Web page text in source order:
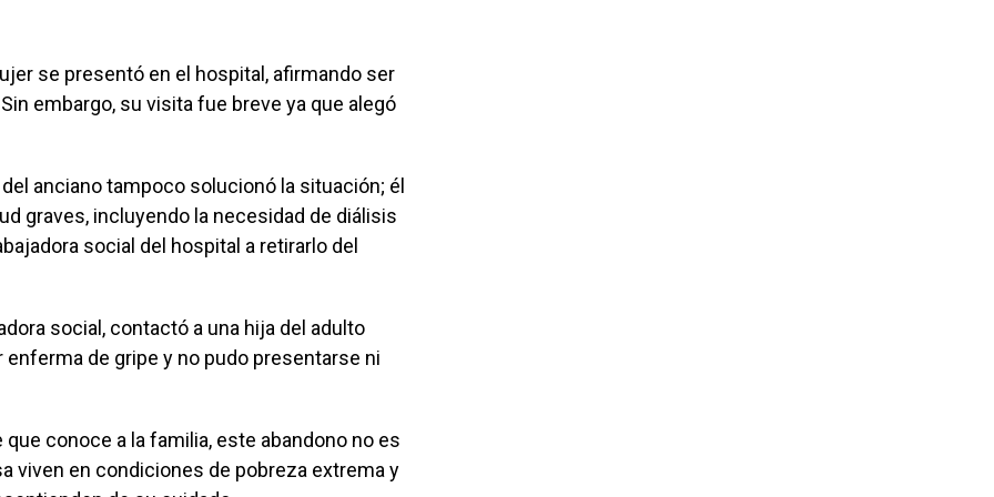
se presentó en el hospital, afirmando ser
embargo, su visita fue breve ya que alegó
anciano tampoco solucionó la situación; él
graves, incluyendo la necesidad de diálisis
social del hospital a retirarlo del
social, contactó a una hija del adulto
de gripe y no pudo presentarse ni
conoce a la familia, este abandono no es
viven en condiciones de pobreza extrema y